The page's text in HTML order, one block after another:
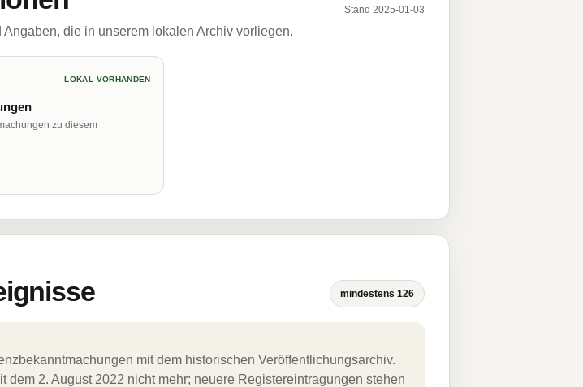
Stand 2025-01-03
die in unserem lokalen Archiv vorliegen.
LOKAL VORHANDEN
zu diesem
mindestens 126
mit dem historischen Veröffentlichungsarchiv.
2. August 2022 nicht mehr; neuere Registereintragungen stehen